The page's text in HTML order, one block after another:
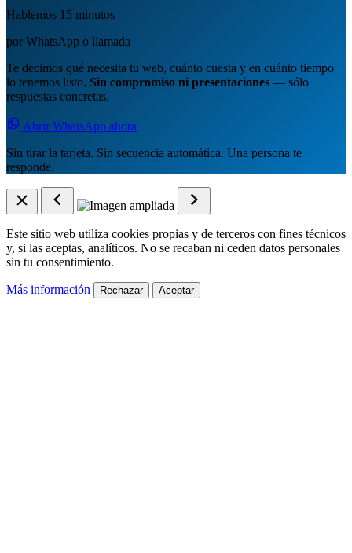
Hablemos 15 minutos
por WhatsApp o llamada
Te decimos qué necesita tu web, cuánto cuesta y en cuánto tiempo
lo tenemos listo. Sin compromiso ni presentaciones — sólo
respuestas concretas.
Abrir WhatsApp ahora
Sin tirar la tarjeta. Sin secuencia automática. Una persona te
responde.
Este sitio web utiliza cookies propias y de terceros con fines técnicos
y, si las aceptas, analíticos. No se recaban ni ceden datos personales
sin tu consentimiento.
Más información Rechazar Aceptar